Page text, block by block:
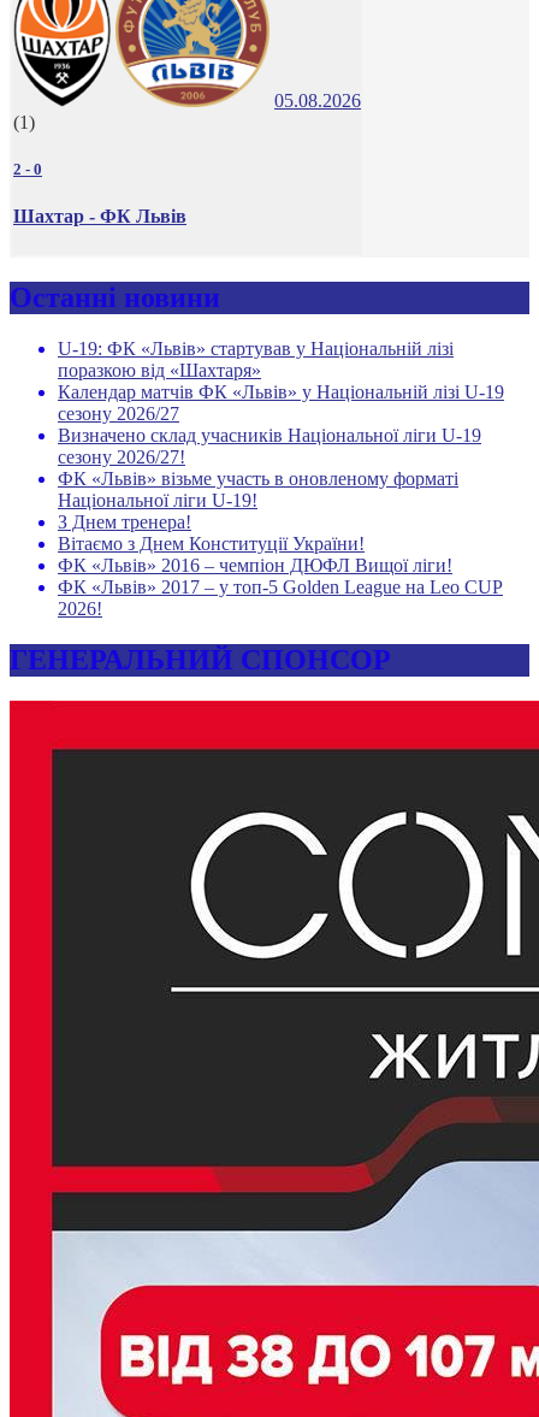
05.08.2026
(1)
2 - 0
Шахтар - ФК Львів
Останні новини
U-19: ФК «Львів» стартував у Національній лізі
поразкою від «Шахтаря»
Календар матчів ФК «Львів» у Національній лізі U-19
сезону 2026/27
Визначено склад учасників Національної ліги U-19
сезону 2026/27!
ФК «Львів» візьме участь в оновленому форматі
Національної ліги U-19!
З Днем тренера!
Вітаємо з Днем Конституції України!
ФК «Львів» 2016 – чемпіон ДЮФЛ Вищої ліги!
ФК «Львів» 2017 – у топ-5 Golden League на Leo CUP
2026!
ГЕНЕРАЛЬНИЙ СПОНСОР